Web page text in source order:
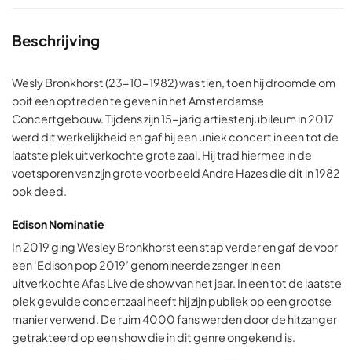
Beschrijving
Wesly Bronkhorst (23-10-1982) was tien, toen hij droomde om
ooit een optreden te geven in het Amsterdamse
Concertgebouw. Tijdens zijn 15-jarig artiestenjubileum in 2017
werd dit werkelijkheid en gaf hij een uniek concert in een tot de
laatste plek uitverkochte grote zaal. Hij trad hiermee in de
voetsporen van zijn grote voorbeeld Andre Hazes die dit in 1982
ook deed.
Edison Nominatie
In 2019 ging Wesley Bronkhorst een stap verder en gaf de voor
een ‘Edison pop 2019’ genomineerde zanger in een
uitverkochte Afas Live de show van het jaar. In een tot de laatste
plek gevulde concertzaal heeft hij zijn publiek op een grootse
manier verwend. De ruim 4000 fans werden door de hitzanger
getrakteerd op een show die in dit genre ongekend is.